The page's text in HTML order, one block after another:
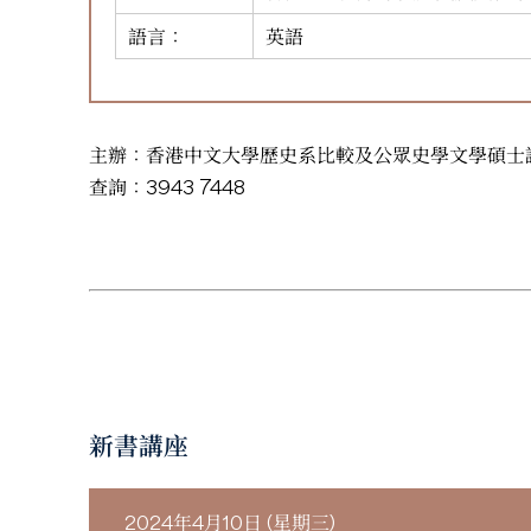
語言：
英語
主辦：香港中文大學歷史系比較及公眾史學文學碩士
查詢：3943 7448
新書講座
2024年4月10日 (星期三)